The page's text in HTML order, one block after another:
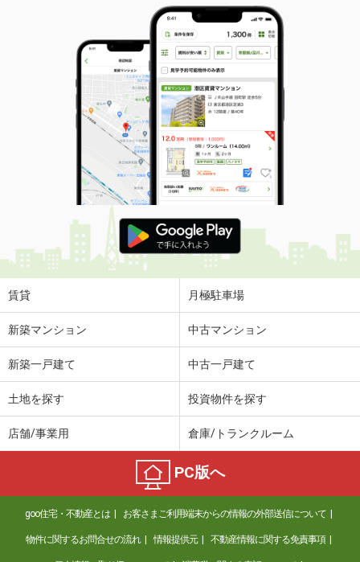
賃貸 月極駐車場
新築マンション 中古マンション
新築一戸建て 中古一戸建て
土地を探す 投資物件を探す
店舗/事業用 倉庫/トランクルーム
PC版へ
goo住宅・不動産とは お客さまご利用端末からの情報の外部送信について
物件に関するお問合せの流れ 情報提供元 不動産情報に関する免責事項